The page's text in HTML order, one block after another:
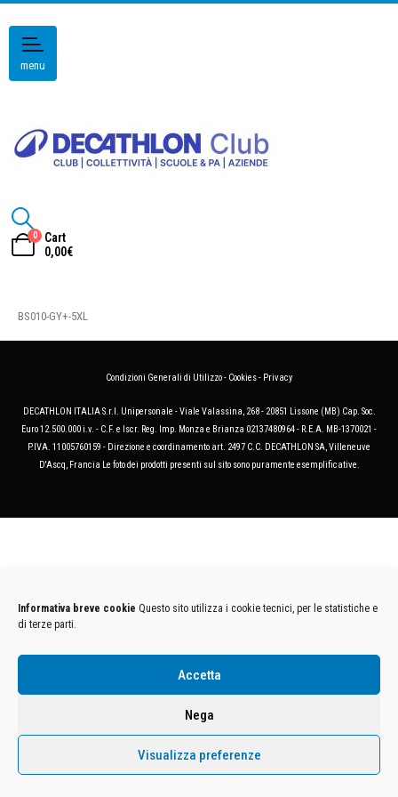
Informativa breve cookie Questo sito utilizza i cookie tecnici, per le statistiche e
di terze parti.
Accetta
Nega
Visualizza preferenze
menu
0
Cart
0,00€
BS010-GY+-5XL
Condizioni Generali di Utilizzo- Cookies- Privacy
DECATHLON ITALIA S.r.l. Unipersonale - Viale Valassina, 268 - 20851 Lissone (MB) Cap. Soc.
Euro 12.500.000 i.v. - C.F. e Iscr. Reg. Imp. Monza e Brianza 02137480964 - R.E.A. MB-1370021 -
P.IVA. 11005760159 - Direzione e coordinamento art. 2497 C.C. DECATHLON SA, Villeneuve
D'Ascq, Francia Le foto dei prodotti presenti sul sito sono puramente esemplificative.